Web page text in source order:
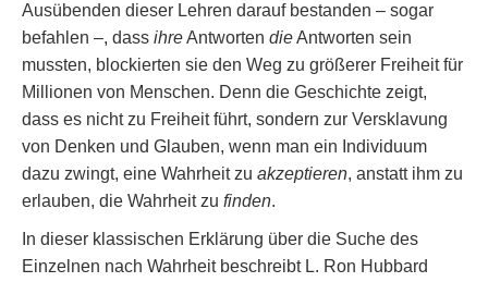
Ausübenden dieser Lehren darauf bestanden – sogar
befahlen –, dass ihreAntworten dieAntworten sein
mussten, blockierten sie den Weg zu größerer Freiheit für
Millionen von Menschen. Denn die Geschichte zeigt,
dass es nicht zu Freiheit führt, sondern zur Versklavung
von Denken und Glauben, wenn man ein Individuum
dazu zwingt, eine Wahrheit zu akzeptieren, anstatt ihm zu
erlauben, die Wahrheit zu finden.
In dieser klassischen Erklärung über die Suche des
Einzelnen nach Wahrheit beschreibt L. Ron Hubbard